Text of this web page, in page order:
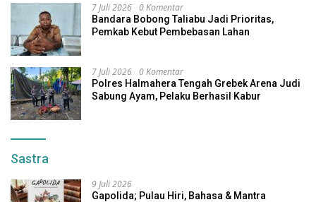
7 Juli 2026 0 Komentar
Bandara Bobong Taliabu Jadi Prioritas,
Pemkab Kebut Pembebasan Lahan
7 Juli 2026 0 Komentar
Polres Halmahera Tengah Grebek Arena Judi
Sabung Ayam, Pelaku Berhasil Kabur
Sastra
9 Juli 2026
Gapolida; Pulau Hiri, Bahasa & Mantra